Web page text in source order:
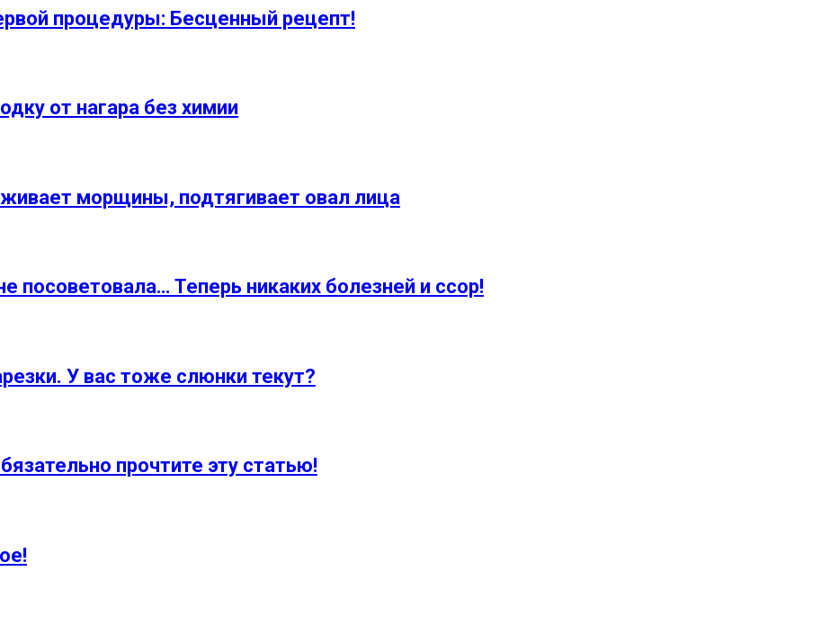
процедуры: Бесценный рецепт!
от нагара без химии
морщины, подтягивает овал лица
посоветовала… Теперь никаких болезней и ссор!
У вас тоже слюнки текут?
прочтите эту статью!